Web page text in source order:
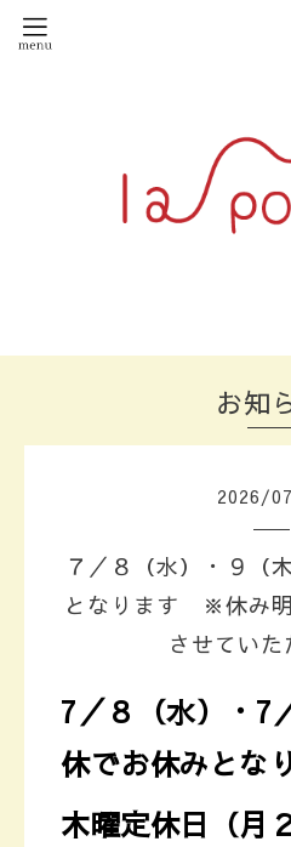
お知
2026/07
７／８（水）・９（
となります ※休み
させていた
7／８（水）・7
休でお休みとな
木曜定休日（月